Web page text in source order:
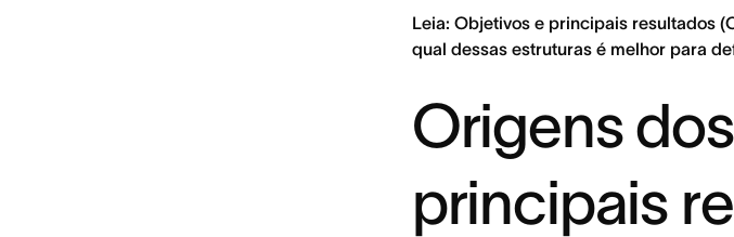
Leia: Objetivos e principais resultados
qual dessas estruturas é melhor para
Origens
principais